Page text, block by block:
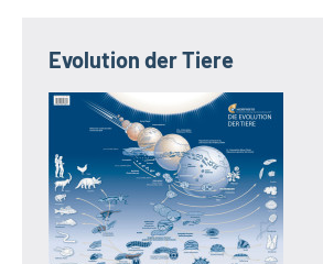
Evolution der Tiere